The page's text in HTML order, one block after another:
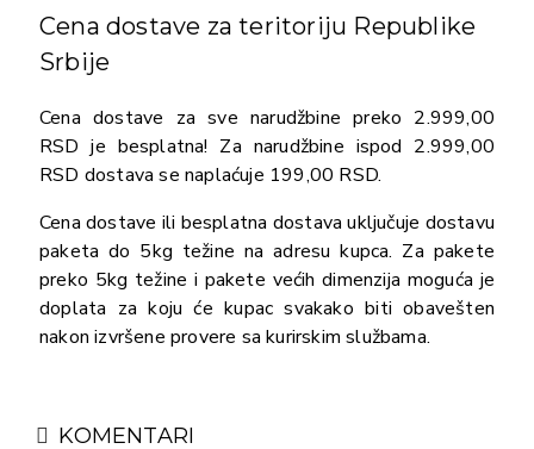
Cena dostave za teritoriju Republike
Srbije
Cena dostave za sve narudžbine preko 2.999,00
RSD je besplatna! Za narudžbine ispod 2.999,00
RSD dostava se naplaćuje 199,00 RSD.
Cena dostave ili besplatna dostava uključuje dostavu
paketa do 5kg težine na adresu kupca. Za pakete
preko 5kg težine i pakete većih dimenzija moguća je
doplata za koju će kupac svakako biti obavešten
nakon izvršene provere sa kurirskim službama.
KOMENTARI